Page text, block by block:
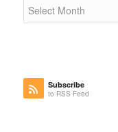
Subscribe
to RSS Feed